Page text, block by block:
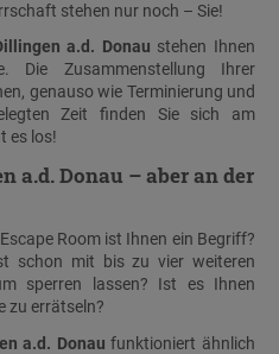
stehen nur noch – Sie!
a.d. Donau stehen Ihnen
Die Zusammenstellung Ihrer
genauso wie Terminierung und
Zeit finden Sie sich am
es los!
a.d. Donau – aber an der
Room ist Ihnen ein Begriff?
schon mit bis zu vier weiteren
sperren lassen? Ist es Ihnen
zu errätseln?
a.d. Donau funktioniert ähnlich